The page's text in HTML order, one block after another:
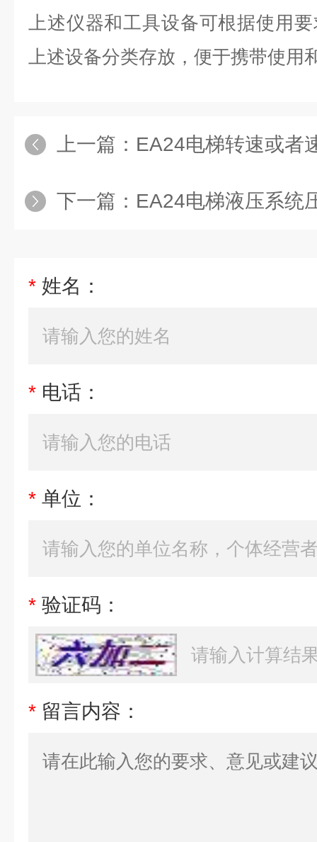
上述仪器和工具设备可根据使用
上述设备分类存放，便于携带使用
上一篇： EA24电梯转速或者速度
下一篇： EA24电梯液压系统
* 姓名：
* 电话：
* 单位：
* 验证码：
* 留言内容：